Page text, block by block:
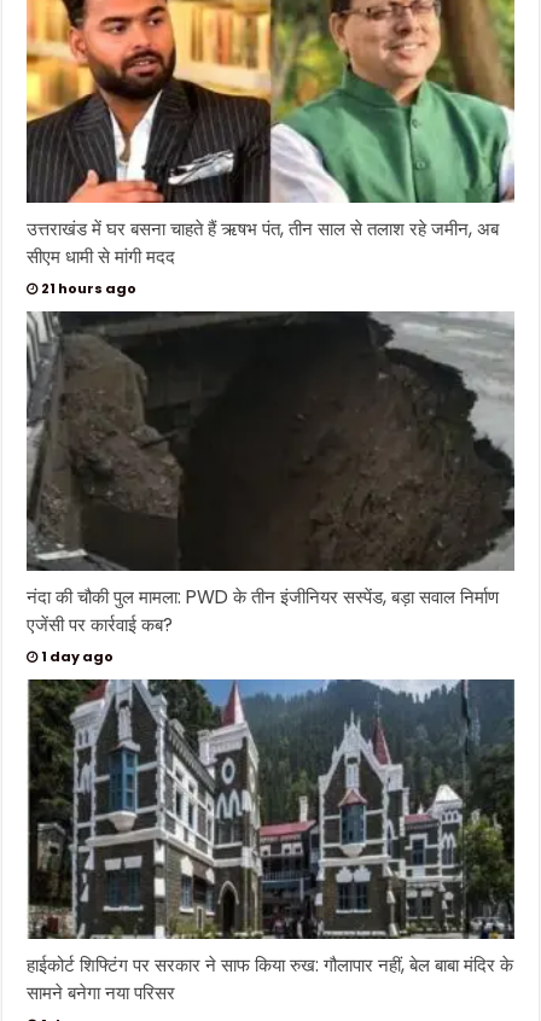
उत्तराखंड में घर बसना चाहते हैं ऋषभ पंत, तीन साल से तलाश रहे जमीन, अब
सीएम धामी से मांगी मदद
21 hours ago
नंदा की चौकी पुल मामला: PWD के तीन इंजीनियर सस्पेंड, बड़ा सवाल निर्माण
एजेंसी पर कार्रवाई कब?
1 day ago
हाईकोर्ट शिफ्टिंग पर सरकार ने साफ किया रुख: गौलापार नहीं, बेल बाबा मंदिर के
सामने बनेगा नया परिसर